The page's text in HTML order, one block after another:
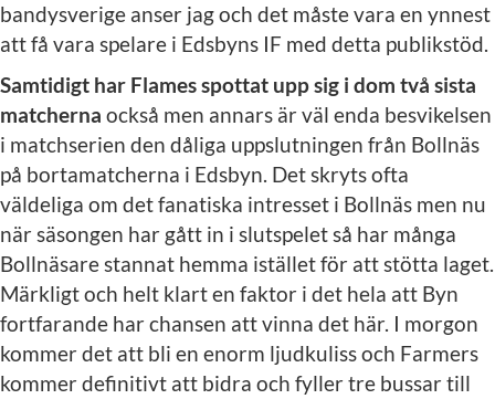
bandysverige anser jag och det måste vara en ynnest
att få vara spelare i Edsbyns IF med detta publikstöd.
Samtidigt har Flames spottat upp sig i dom två sista
matcherna också men annars är väl enda besvikelsen
i matchserien den dåliga uppslutningen från Bollnäs
på bortamatcherna i Edsbyn. Det skryts ofta
väldeliga om det fanatiska intresset i Bollnäs men nu
när säsongen har gått in i slutspelet så har många
Bollnäsare stannat hemma istället för att stötta laget.
Märkligt och helt klart en faktor i det hela att Byn
fortfarande har chansen att vinna det här. I morgon
kommer det att bli en enorm ljudkuliss och Farmers
kommer definitivt att bidra och fyller tre bussar till